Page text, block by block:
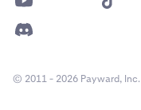
© 2011 - 2026 Payward, Inc.